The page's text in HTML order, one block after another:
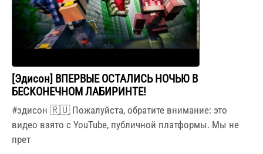
[Эдисон] ВПЕРВЫЕ ОСТАЛИСЬ НОЧЬЮ В
БЕСКОНЕЧНОМ ЛАБИРИНТЕ!
#эдисон 🇷🇺 Пожалуйста, обратите внимание: это
видео взято с YouTube, публичной платформы. Мы не
прет